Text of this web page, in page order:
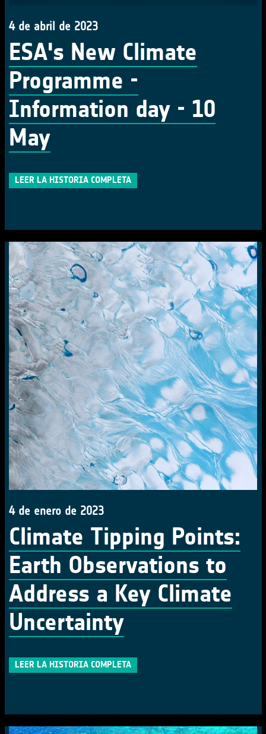
4 de abril de 2023
ESA's New Climate
Programme -
Information day - 10
May
LEER LA HISTORIA COMPLETA
4 de enero de 2023
Climate Tipping Points:
Earth Observations to
Address a Key Climate
Uncertainty
LEER LA HISTORIA COMPLETA